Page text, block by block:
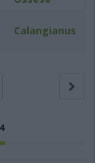
Calangianus